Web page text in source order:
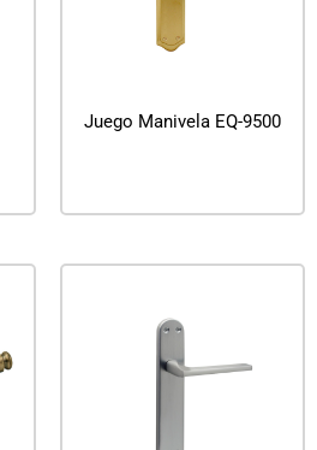
Juego Manivela EQ-9500